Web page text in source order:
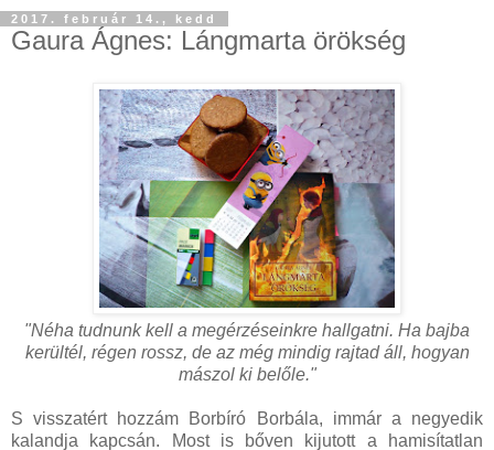
2017. február 14., kedd
Gaura Ágnes: Lángmarta örökség
"Néha tudnunk kell a megérzéseinkre hallgatni. Ha bajba
kerültél, régen rossz, de az még mindig rajtad áll, hogyan
mászol ki belőle."
S visszatért hozzám Borbíró Borbála, immár a negyedik
kalandja kapcsán. Most is bőven kijutott a hamisítatlan